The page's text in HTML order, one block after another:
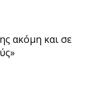
ακόμη και σε